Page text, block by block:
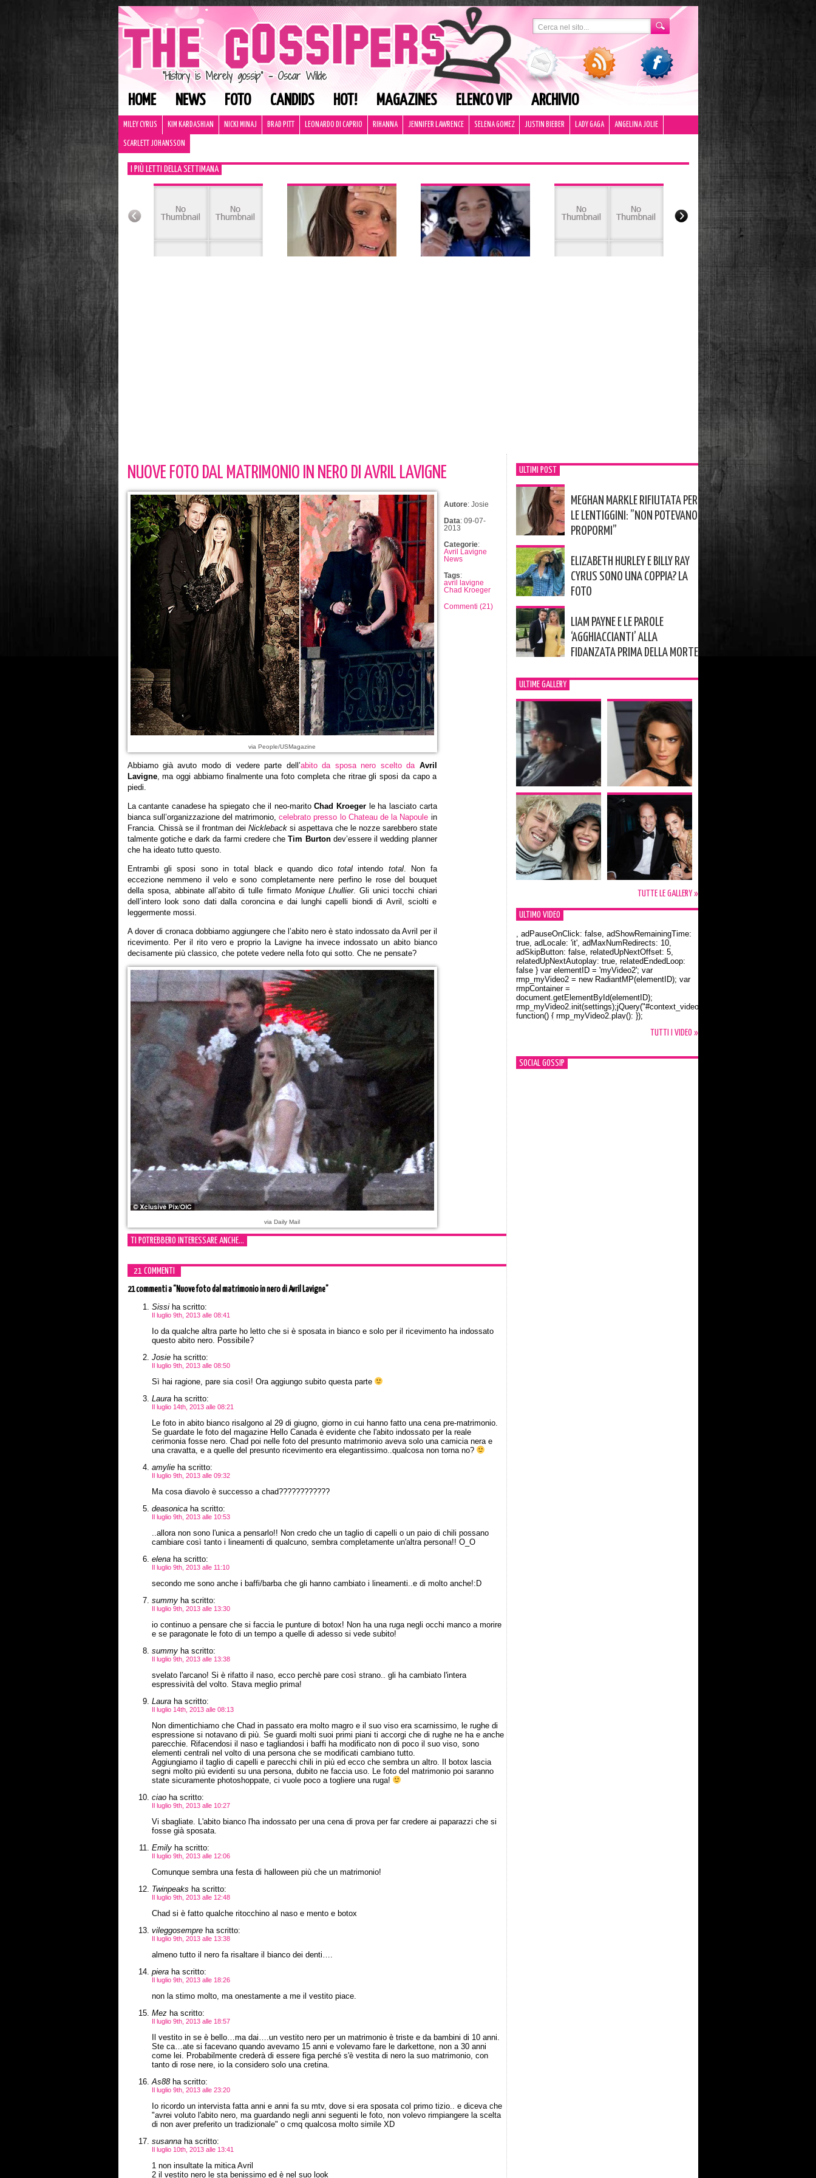
HOME NEWS FOTO CANDIDS HOT! MAGAZINES ELENCO VIP ARCHIVIO
MILEY CYRUS KIM KARDASHIAN NICKI MINAJ BRAD PITT LEONARDO DI CAPRIO RIHANNA JENNIFER LAWRENCE SELENA GOMEZ JUSTIN BIEBER LADY GAGA ANGELINA JOLIE
SCARLETT JOHANSSON
I PIÙ LETTI DELLA SETTIMANA
NUOVE FOTO DAL MATRIMONIO IN NERO DI AVRIL LAVIGNE
via People/USMagazine
Abbiamo già avuto modo di vedere parte dell’abito da sposa nero scelto da Avril
Lavigne, ma oggi abbiamo finalmente una foto completa che ritrae gli sposi da capo a
piedi.
La cantante canadese ha spiegato che il neo-maritoChad Kroeger le ha lasciato carta
bianca sull’organizzazione del matrimonio,celebrato presso lo Chateau de la Napoule in
Francia. Chissà se il frontman dei Nicklebacksi aspettava che le nozze sarebbero state
talmente gotiche e dark da farmi credere cheTim Burtondev’essere il wedding planner
che ha ideato tutto questo.
Entrambi gli sposi sono in total black e quando dicototal intendo total. Non fa
eccezione nemmeno il velo e sono completamente nere perfino le rose del bouquet
della sposa, abbinate all’abito di tulle firmato Monique Lhullier. Gli unici tocchi chiari
dell’intero look sono dati dalla coroncina e dai lunghi capelli biondi di Avril, sciolti e
leggermente mossi.
A dover di cronaca dobbiamo aggiungere che l’abito nero è stato indossato da Avril per il
ricevimento. Per il rito vero e proprio la Lavigne ha invece indossato un abito bianco
decisamente più classico, che potete vedere nella foto qui sotto. Che ne pensate?
via Daily Mail
Autore: Josie
Data: 09-07-
2013
Categorie:
Avril Lavigne
News
Tags:
avril lavigne
Chad Kroeger
Commenti (21)
TI POTREBBERO INTERESSARE ANCHE...
21 COMMENTI
21 commentia “Nuove foto dal matrimonio in nero di Avril Lavigne”
Sissiha scritto:
Il luglio 9th, 2013 alle 08:41
Io da qualche altra parte ho letto che si è sposata in bianco e solo per il ricevimento ha indossato
questo abito nero. Possibile?
Josieha scritto:
Il luglio 9th, 2013 alle 08:50
Sì hai ragione, pare sia così! Ora aggiungo subito questa parte
Lauraha scritto:
Il luglio 14th, 2013 alle 08:21
Le foto in abito bianco risalgono al 29 di giugno, giorno in cui hanno fatto una cena pre-matrimonio.
Se guardate le foto del magazine Hello Canada è evidente che l'abito indossato per la reale
cerimonia fosse nero. Chad poi nelle foto del presunto matrimonio aveva solo una camicia nera e
una cravatta, e a quelle del presunto ricevimento era elegantissimo..qualcosa non torna no?
amylieha scritto:
Il luglio 9th, 2013 alle 09:32
Ma cosa diavolo è successo a chad????????????
deasonicaha scritto:
Il luglio 9th, 2013 alle 10:53
..allora non sono l'unica a pensarlo!! Non credo che un taglio di capelli o un paio di chili possano
cambiare così tanto i lineamenti di qualcuno, sembra completamente un'altra persona!! O_O
elenaha scritto:
Il luglio 9th, 2013 alle 11:10
secondo me sono anche i baffi/barba che gli hanno cambiato i lineamenti..e di molto anche!:D
summyha scritto:
Il luglio 9th, 2013 alle 13:30
io continuo a pensare che si faccia le punture di botox! Non ha una ruga negli occhi manco a morire
e se paragonate le foto di un tempo a quelle di adesso si vede subito!
summyha scritto:
Il luglio 9th, 2013 alle 13:38
svelato l'arcano! Si è rifatto il naso, ecco perchè pare così strano.. gli ha cambiato l'intera
espressività del volto. Stava meglio prima!
Lauraha scritto:
Il luglio 14th, 2013 alle 08:13
Non dimentichiamo che Chad in passato era molto magro e il suo viso era scarnissimo, le rughe di
espressione si notavano di più. Se guardi molti suoi primi piani ti accorgi che di rughe ne ha e anche
parecchie. Rifacendosi il naso e tagliandosi i baffi ha modificato non di poco il suo viso, sono
elementi centrali nel volto di una persona che se modificati cambiano tutto.
Aggiungiamo il taglio di capelli e parecchi chili in più ed ecco che sembra un altro. Il botox lascia
segni molto più evidenti su una persona, dubito ne faccia uso. Le foto del matrimonio poi saranno
state sicuramente photoshoppate, ci vuole poco a togliere una ruga!
ciaoha scritto:
Il luglio 9th, 2013 alle 10:27
Vi sbagliate. L'abito bianco l'ha indossato per una cena di prova per far credere ai paparazzi che si
fosse già sposata.
Emilyha scritto:
Il luglio 9th, 2013 alle 12:06
Comunque sembra una festa di halloween più che un matrimonio!
Twinpeaks ha scritto:
Il luglio 9th, 2013 alle 12:48
Chad si è fatto qualche ritocchino al naso e mento e botox
vileggosempreha scritto:
Il luglio 9th, 2013 alle 13:38
almeno tutto il nero fa risaltare il bianco dei denti….
pieraha scritto:
Il luglio 9th, 2013 alle 18:26
non la stimo molto, ma onestamente a me il vestito piace.
Mezha scritto:
Il luglio 9th, 2013 alle 18:57
Il vestito in se è bello…ma dai….un vestito nero per un matrimonio è triste e da bambini di 10 anni.
Ste ca…ate si facevano quando avevamo 15 anni e volevamo fare le darkettone, non a 30 anni
come lei. Probabilmente crederà di essere figa perché s'è vestita di nero la suo matrimonio, con
tanto di rose nere, io la considero solo una cretina.
As88ha scritto:
Il luglio 9th, 2013 alle 23:20
Io ricordo un intervista fatta anni e anni fa su mtv, dove si era sposata col primo tizio.. e diceva che
"avrei voluto l'abito nero, ma guardando negli anni seguenti le foto, non volevo rimpiangere la scelta
di non aver preferito un tradizionale" o cmq qualcosa molto simile XD
susannaha scritto:
Il luglio 10th, 2013 alle 13:41
1 non insultate la mitica Avril
2 il vestito nero le sta benissimo ed è nel suo look
ULTIMI POST
MEGHAN MARKLE RIFIUTATA PER
LE LENTIGGINI: ”NON POTEVANO
PROPORMI”
ELIZABETH HURLEY E BILLY RAY
CYRUS SONO UNA COPPIA? LA
FOTO
LIAM PAYNE E LE PAROLE
‘AGGHIACCIANTI’ ALLA
FIDANZATA PRIMA DELLA MORTE
ULTIME GALLERY
TUTTE LE GALLERY »
ULTIMO VIDEO
Orlando Bloom e la t-shirt dedicata a Flynn
, adPauseOnClick: false, adShowRemainingTime:
true, adLocale: 'it', adMaxNumRedirects: 10,
adSkipButton: false, relatedUpNextOffset: 5,
relatedUpNextAutoplay: true, relatedEndedLoop:
false } var elementID = 'myVideo2'; var
rmp_myVideo2 = new RadiantMP(elementID); var
rmpContainer =
document.getElementById(elementID);
rmp_myVideo2.init(settings);jQuery("#context_video2").one("mouseover",
function() { rmp_myVideo2.play(); });
TUTTI I VIDEO »
SOCIAL GOSSIP